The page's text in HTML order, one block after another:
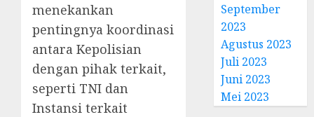
menekankan
pentingnya koordinasi
antara Kepolisian
dengan pihak terkait,
seperti TNI dan
Instansi terkait
September
2023
Agustus 2023
Juli 2023
Juni 2023
Mei 2023